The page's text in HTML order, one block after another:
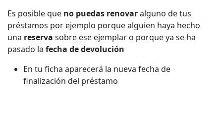
Es posible que no puedas renovaralguno de tus
préstamos por ejemplo porque alguien haya hecho
una reserva sobre ese ejemplar o porque ya se ha
pasado la fecha de devolución
En tu ficha aparecerá la nueva fecha de
finalización del préstamo